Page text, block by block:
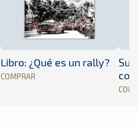
Libro: ¿Qué es un rally?
COMPRAR